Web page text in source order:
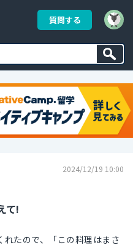
質問する
2024/12/19 10:00
て!
たので、「この料理はまさ